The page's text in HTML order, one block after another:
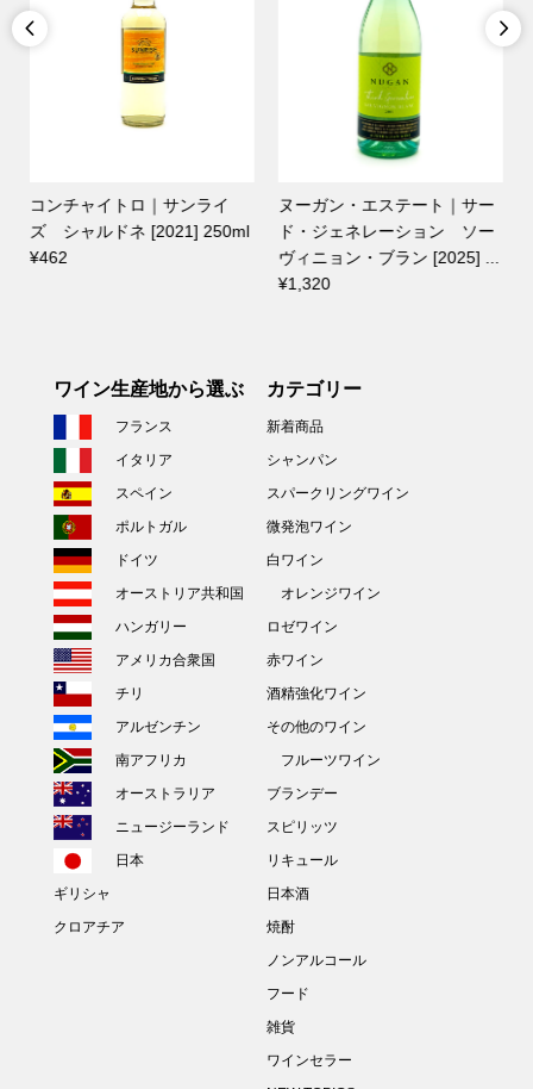

コンチャイトロ｜サンライ
ズ シャルドネ [2021] 250ml
¥462
ヌーガン・エステート｜サー
ド・ジェネレーション ソー
ヴィニョン・ブラン [2025] ...
¥1,320

ワイン生産地から選ぶ
フランス
イタリア
スペイン
ポルトガル
ドイツ
オーストリア共和国
ハンガリー
アメリカ合衆国
チリ
アルゼンチン
南アフリカ
オーストラリア
ニュージーランド
日本
ギリシャ
クロアチア
カテゴリー
新着商品
シャンパン
スパークリングワイン
微発泡ワイン
白ワイン
オレンジワイン
ロゼワイン
赤ワイン
酒精強化ワイン
その他のワイン
フルーツワイン
ブランデー
スピリッツ
リキュール
日本酒
焼酎
ノンアルコール
フード
雑貨
ワインセラー